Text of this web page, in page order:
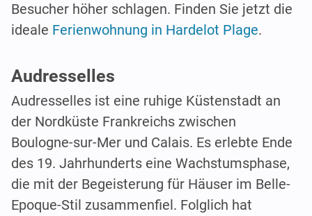
Besucher höher schlagen. Finden Sie jetzt die
ideale Ferienwohnung in Hardelot Plage.
Audresselles
Audresselles ist eine ruhige Küstenstadt an
der Nordküste Frankreichs zwischen
Boulogne-sur-Mer und Calais. Es erlebte Ende
des 19. Jahrhunderts eine Wachstumsphase,
die mit der Begeisterung für Häuser im Belle-
Epoque-Stil zusammenfiel. Folglich hat